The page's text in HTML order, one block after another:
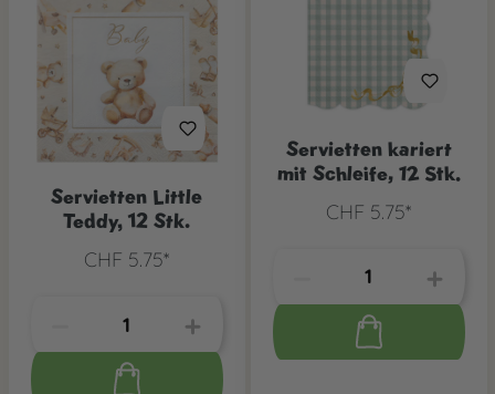
Servietten Little
Teddy, 12 Stk.
CHF 5.75*
Servietten kariert
mit Schleife, 12 Stk.
CHF 5.75*